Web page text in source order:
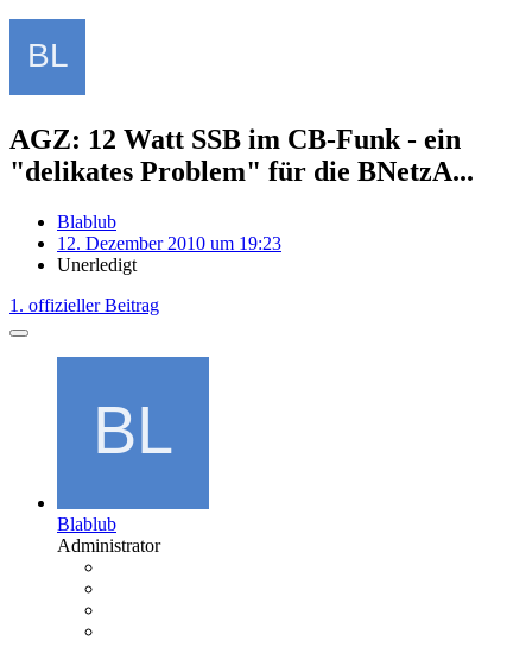
AGZ: 12 Watt SSB im CB-Funk - ein
"delikates Problem" für die BNetzA...
Blablub
12. Dezember 2010 um 19:23
Unerledigt
1. offizieller Beitrag
Blablub
Administrator